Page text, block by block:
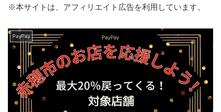
※本サイトは、アフィリエイト広告を利用しています。
PayPay